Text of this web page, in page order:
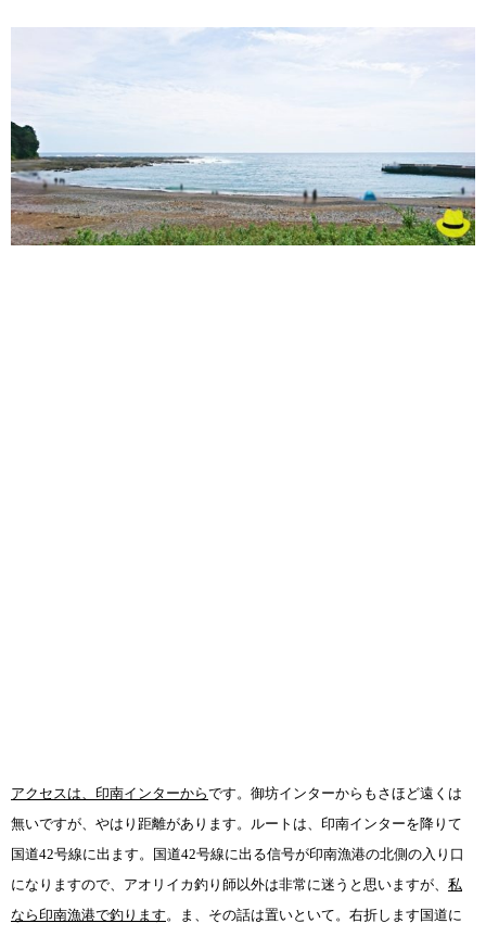
アクセスは、印南インターからです。御坊インターからもさほど遠くは
無いですが、やはり距離があります。ルートは、印南インターを降りて
国道42号線に出ます。国道42号線に出る信号が印南漁港の北側の入り口
になりますので、アオリイカ釣り師以外は非常に迷うと思いますが、 私
なら印南漁港で釣ります。ま、その話は置いといて。右折します国道に